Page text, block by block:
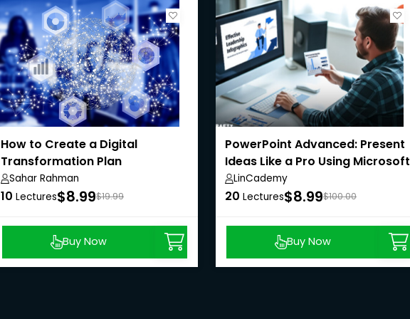
How to Create a Digital
Transformation Plan
Sahar Rahman
10 Lectures$8.99$19.99
Buy Now
PowerPoint Advanced: Present
Ideas Like a Pro Using Microsoft
PowerPoint
LinCademy
20 Lectures$8.99$100.00
Buy Now